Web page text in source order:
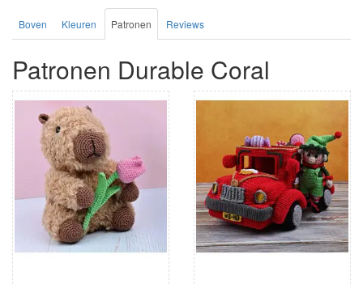
Boven Kleuren Patronen Reviews
Patronen Durable Coral